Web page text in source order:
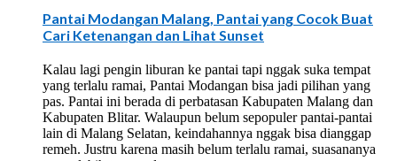
Pantai Modangan Malang, Pantai yang Cocok Buat
Cari Ketenangan dan Lihat Sunset
Kalau lagi pengin liburan ke pantai tapi nggak suka tempat
yang terlalu ramai, Pantai Modangan bisa jadi pilihan yang
pas. Pantai ini berada di perbatasan Kabupaten Malang dan
Kabupaten Blitar. Walaupun belum sepopuler pantai-pantai
lain di Malang Selatan, keindahannya nggak bisa dianggap
remeh. Justru karena masih belum terlalu ramai, suasananya